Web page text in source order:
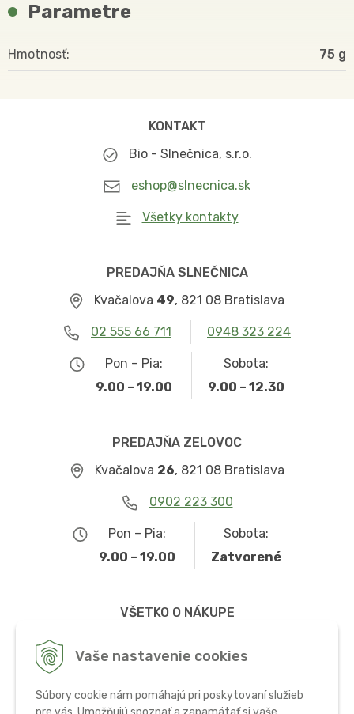
Vaše nastavenie cookies
Súbory cookie nám pomáhajú pri poskytovaní služieb
Parametre
Hmotnosť 75
KONTAKT
Bio - Slnečnica, s.r.o.
eshop@slnecnica.sk
Všetky kontakty
PREDAJŇA SLNEČNICA
Kvačalova 49, 821 08 Bratislava
02 555 66 711 0948 323 224
Pon – Pia:
9.00 – 19.00
Sobota:
9.00 – 12.30
PREDAJŇA ZELOVOC
Kvačalova 26, 821 08 Bratislava
0902 223 300
Pon – Pia:
9.00 – 19.00
Sobota:
Zatvorené
VŠETKO O NÁKUPE
Ochrana osobných údajov